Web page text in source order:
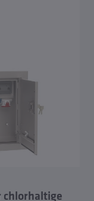
chlorhaltige